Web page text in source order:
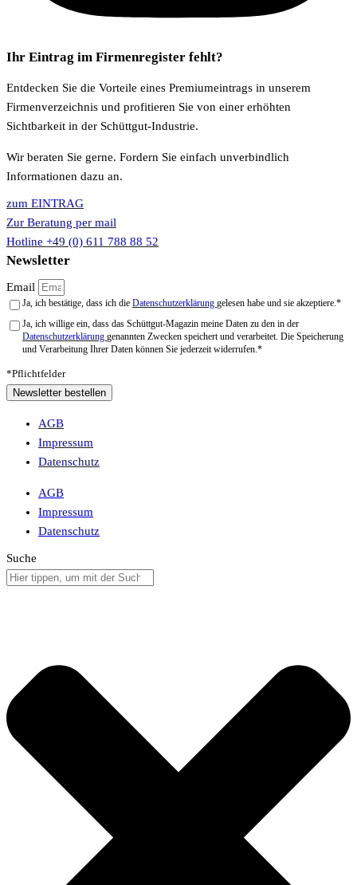
Ihr Eintrag im Firmenregister fehlt?
Entdecken Sie die Vorteile eines Premiumeintrags in unserem
Firmenverzeichnis und profitieren Sie von einer erhöhten
Sichtbarkeit in der Schüttgut-Industrie.
Wir beraten Sie gerne. Fordern Sie einfach unverbindlich
Informationen dazu an.
zum EINTRAG
Zur Beratung per mail
Hotline +49 (0) 611 788 88 52
Newsletter
Email
Ja, ich bestätige, dass ich die Datenschutzerklärung gelesen habe und sie akzeptiere.*
Ja, ich willige ein, dass das Schüttgut-Magazin meine Daten zu den in der
Datenschutzerklärung genannten Zwecken speichert und verarbeitet. Die Speicherung
und Verarbeitung Ihrer Daten können Sie jederzeit widerrufen.*
*Pflichtfelder
Newsletter bestellen
AGB
Impressum
Datenschutz
AGB
Impressum
Datenschutz
Suche